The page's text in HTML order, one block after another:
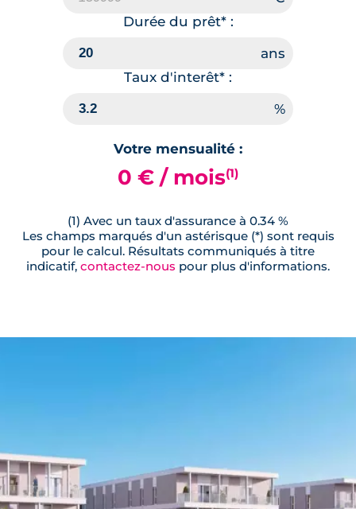
Durée du prêt* :
Taux d'interêt* :
Votre mensualité :
0 € / mois(1)
(1) Avec un taux d'assurance à 0.34 %
Les champs marqués d'un astérisque (*) sont requis
pour le calcul. Résultats communiqués à titre
indicatif, contactez-nous pour plus d'informations.